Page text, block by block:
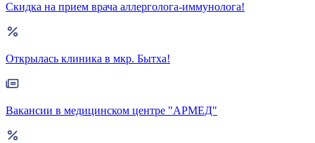
Скидка на прием врача аллерголога-иммунолога!
Открылась клиника в мкр. Бытха!
Вакансии в медицинском центре "АРМЕД"